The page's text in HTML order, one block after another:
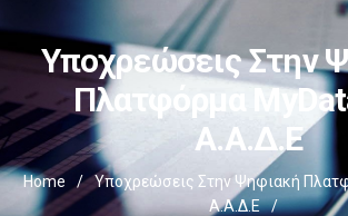
Υποχρεώσεις Στην
Πλατφόρμα
Α.Α.Δ.Ε
Home /
Υποχρεώσεις Στην Ψηφιακή
Α.Α.Δ.Ε
/